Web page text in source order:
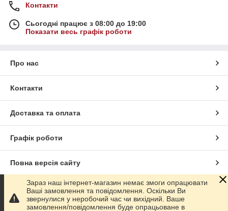
Контакти
Сьогодні працює з 08:00 до 19:00
Показати весь графік роботи
Про нас
Контакти
Доставка та оплата
Графік роботи
Повна версія сайту
Сайт створено на маркетплейсіProm.ua
Зараз наш інтернет-магазин немає змоги опрацювати
Ваші замовлення та повідомлення. Оскільки Ви
звернулися у неробочий час чи вихідний. Ваше
замовлення/повідомлення буде опрацьоване в